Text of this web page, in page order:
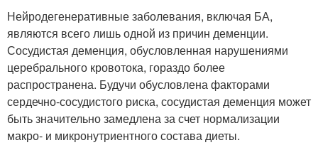
Нейродегенеративные заболевания, включая БА,
являются всего лишь одной из причин деменции.
Сосудистая деменция, обусловленная нарушениями
церебрального кровотока, гораздо более
распространена. Будучи обусловлена факторами
сердечно-сосудистого риска, сосудистая деменция может
быть значительно замедлена за счет нормализации
макро- и микронутриентного состава диеты.